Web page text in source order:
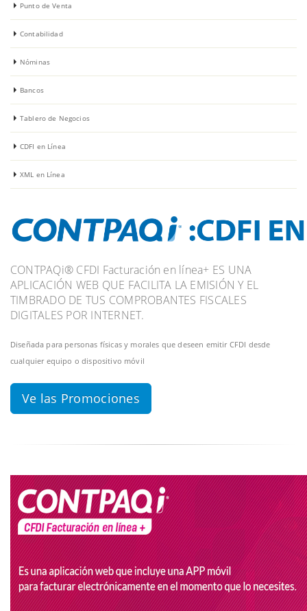
Punto de Venta
Contabilidad
Nóminas
Bancos
Tablero de Negocios
CDFI en Línea
XML en Línea
CONTPAQi® CFDI Facturación en línea+ ES UNA
APLICACIÓN WEB QUE FACILITA LA EMISIÓN Y EL
TIMBRADO DE TUS COMPROBANTES FISCALES
DIGITALES POR INTERNET.
Diseñada para personas físicas y morales que deseen emitir CFDI desde
cualquier equipo o dispositivo móvil
Ve las Promociones